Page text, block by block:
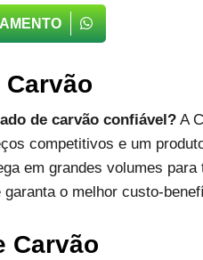
de carvão confiável?A
competitivos e um
em grandes volumes para
garanta o melhor custo-
Carvão